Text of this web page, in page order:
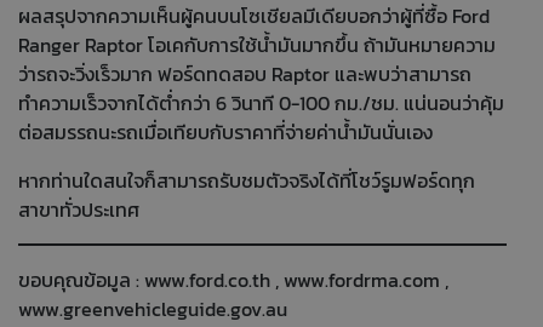
ผลสรุปจากความเห็นผู้คนบนโซเชียลมีเดียบอกว่าผู้ที่ซื้อ Ford
Ranger Raptor โอเคกับการใช้น้ำมันมากขึ้น ถ้ามันหมายความ
ว่ารถจะวิ่งเร็วมาก ฟอร์ดทดสอบ Raptor และพบว่าสามารถ
ทำความเร็วจากได้ต่ำกว่า 6 วินาที 0-100 กม./ชม. แน่นอนว่าคุ้ม
ต่อสมรรถนะรถเมื่อเทียบกับราคาที่จ่ายค่าน้ำมันนั่นเอง
หากท่านใดสนใจก็สามารถรับชมตัวจริงได้ที่โชว์รูมฟอร์ดทุก
สาขาทั่วประเทศ
ขอบคุณข้อมูล : www.ford.co.th , www.fordrma.com ,
www.greenvehicleguide.gov.au